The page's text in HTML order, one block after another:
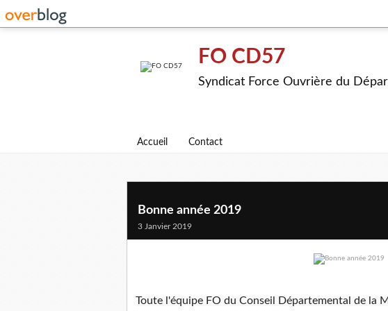
FO CD57
Syndicat Force Ouvrière du
Accueil Contact
Bonne année 2019
3 Janvier 2019
Toute l'équipe FO du Conseil Départemental de la